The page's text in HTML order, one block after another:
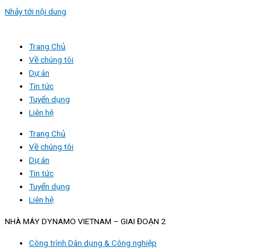
Nhảy tới nội dung
Trang Chủ
Về chúng tôi
Dự án
Tin tức
Tuyển dụng
Liên hệ
Trang Chủ
Về chúng tôi
Dự án
Tin tức
Tuyển dụng
Liên hệ
NHÀ MÁY DYNAMO VIETNAM – GIAI ĐOẠN 2
Công trình Dân dụng & Công nghiệp